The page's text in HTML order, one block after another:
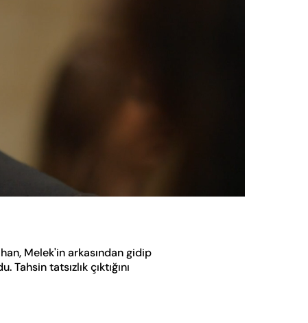
Melek'in arkasından gidip
tatsızlık çıktığını